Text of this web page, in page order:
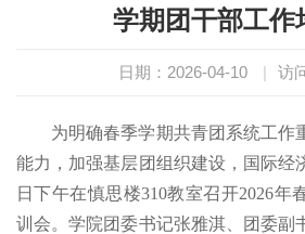
学期团干部工作
日期：2026-04-10 | 访
为明确春季学期共青团系统工作
能力，加强基层团组织建设，国际经
日下午在慎思楼310教室召开2026年
训会。学院团委书记张雅淇、团委副